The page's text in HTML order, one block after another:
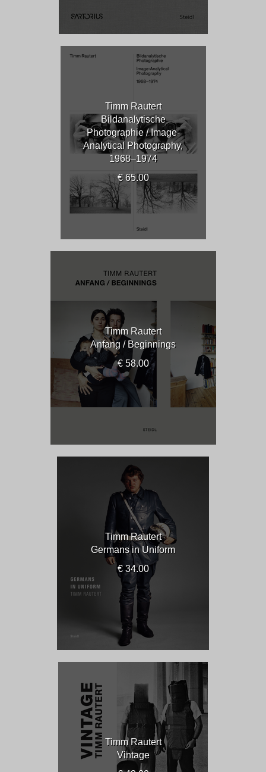
Timm Rautert
Bildanalytische
Photographie / Image-
Analytical Photography,
1968–1974
€ 65.00
Timm Rautert
Anfang / Beginnings
€ 58.00
Timm Rautert
Germans in Uniform
€ 34.00
Timm Rautert
Vintage